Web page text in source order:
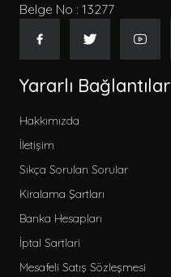
Belge No : 13277
Yararlı Bağlantılar
Hakkımızda
İletişim
Sıkça Sorulan Sorular
Kiralama Şartları
Banka Hesapları
İptal Sartlari
Mesafeli Satış Sözleşmesi